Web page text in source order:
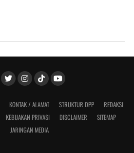
KONTAK / ALAMAT STRUKTUR DPP
REDAKSI
KEBIJAKAN PRIVASI DISCLAIMER
SITEMAP
JARINGAN MEDIA